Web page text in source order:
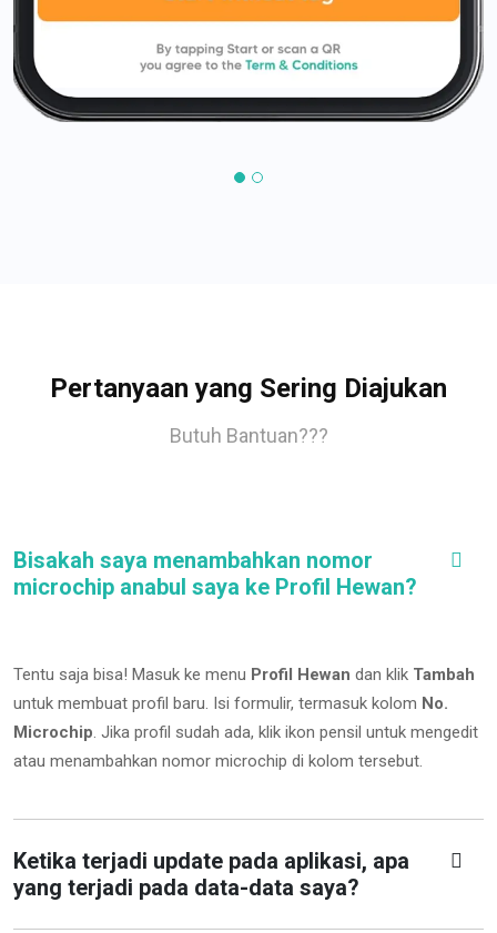
Pertanyaan yang Sering Diajukan
Butuh Bantuan???
Bisakah saya menambahkan nomor
microchip anabul saya ke Profil Hewan?
Tentu saja bisa! Masuk ke menu Profil Hewan dan klik Tambah
untuk membuat profil baru. Isi formulir, termasuk kolom No.
Microchip. Jika profil sudah ada, klik ikon pensil untuk mengedit
atau menambahkan nomor microchip di kolom tersebut.
Ketika terjadi update pada aplikasi, apa
yang terjadi pada data-data saya?